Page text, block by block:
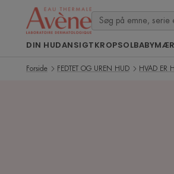
DIN HUDANSIGTKROPSOLBABY
Forside FEDTET OG UREN HUD HVAD ER